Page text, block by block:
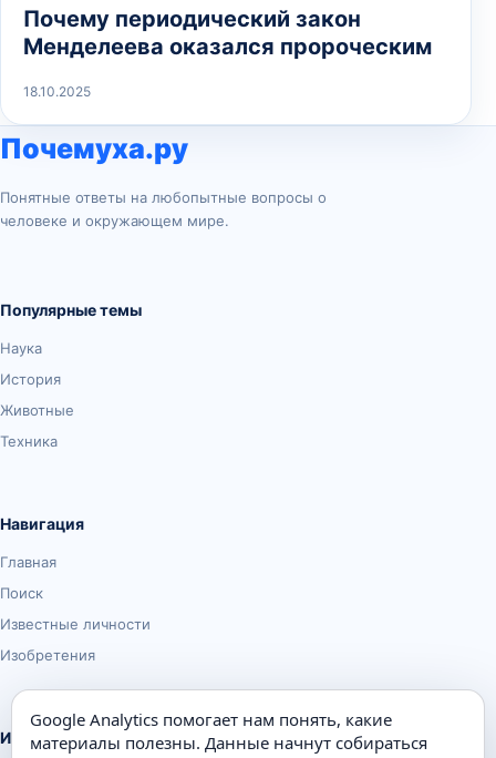
Почему периодический закон
Менделеева оказался пророческим
18.10.2025
Почемуха.ру
Понятные ответы на любопытные вопросы о
человеке и окружающем мире.
Популярные темы
Наука
История
Животные
Техника
Навигация
Главная
Поиск
Известные личности
Изобретения
Информация
Google Analytics помогает нам понять, какие
материалы полезны. Данные начнут собираться